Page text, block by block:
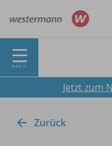
MENÜ
Jetzt zum
Zurück